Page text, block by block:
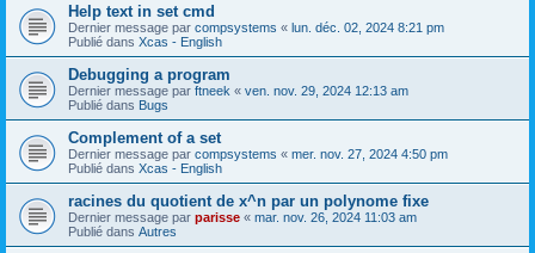
Help text in set cmd
Dernier message par compsystems « lun. déc. 02, 2024 8:21 pm
Publié dans Xcas - English
Debugging a program
Dernier message par ftneek « ven. nov. 29, 2024 12:13 am
Publié dans Bugs
Complement of a set
Dernier message par compsystems « mer. nov. 27, 2024 4:50 pm
Publié dans Xcas - English
racines du quotient de x^n par un polynome fixe
Dernier message par parisse « mar. nov. 26, 2024 11:03 am
Publié dans Autres